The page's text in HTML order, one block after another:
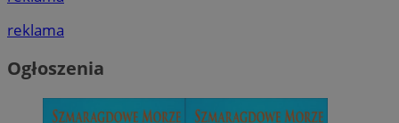
reklama
Ogłoszenia